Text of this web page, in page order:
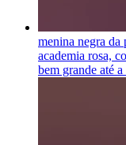
menina negra da
academia rosa,
bem grande até